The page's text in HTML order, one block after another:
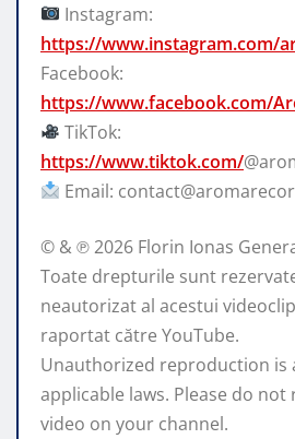
Instagram:
https://www.instagram.com/
Facebook:
https://www.facebook.com/
TikTok:
https://www.tiktok.com/
Email:
© & ℗ 2026 Florin Ionas
Toate drepturile sunt
neautorizat al acestui
raportat către YouTube.
Unauthorized reproduction is
applicable laws. Please do
video on your channel.